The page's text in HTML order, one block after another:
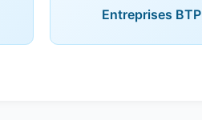
Entreprises BTP